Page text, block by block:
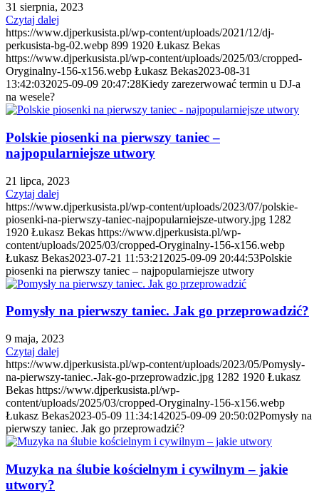
31 sierpnia, 2023
Czytaj dalej
https://www.djperkusista.pl/wp-content/uploads/2021/12/dj-
perkusista-bg-02.webp 899 1920 Łukasz Bekas
https://www.djperkusista.pl/wp-content/uploads/2025/03/cropped-
Oryginalny-156-x156.webp Łukasz Bekas2023-08-31
13:42:032025-09-09 20:47:28Kiedy zarezerwować termin u DJ-a
na wesele?
Polskie piosenki na pierwszy taniec –
najpopularniejsze utwory
21 lipca, 2023
Czytaj dalej
https://www.djperkusista.pl/wp-content/uploads/2023/07/polskie-
piosenki-na-pierwszy-taniec-najpopularniejsze-utwory.jpg 1282
1920 Łukasz Bekas https://www.djperkusista.pl/wp-
content/uploads/2025/03/cropped-Oryginalny-156-x156.webp
Łukasz Bekas2023-07-21 11:53:21 2025-09-09 20:44:53Polskie
piosenki na pierwszy taniec – najpopularniejsze utwory
Pomysły na pierwszy taniec. Jak go przeprowadzić?
9 maja, 2023
Czytaj dalej
https://www.djperkusista.pl/wp-content/uploads/2023/05/Pomysly-
na-pierwszy-taniec.-Jak-go-przeprowadzic.jpg 1282 1920 Łukasz
Bekas https://www.djperkusista.pl/wp-
content/uploads/2025/03/cropped-Oryginalny-156-x156.webp
Łukasz Bekas2023-05-09 11:34:142025-09-09 20:50:02Pomysły na
pierwszy taniec. Jak go przeprowadzić?
Muzyka na ślubie kościelnym i cywilnym – jakie
utwory?